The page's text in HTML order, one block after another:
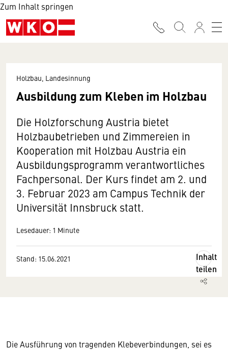
Zum Inhalt springen
Holzbau, Landesinnung
Ausbildung zum Kleben im Holzbau
Die Holzforschung Austria bietet
Holzbaubetrieben und Zimmereien in
Kooperation mit Holzbau Austria ein
Ausbildungsprogramm verantwortliches
Fachpersonal. Der Kurs findet am 2. und
3. Februar 2023 am Campus Technik der
Universität Innsbruck statt.
Lesedauer: 1 Minute
Stand: 15.06.2021
Inhalt
teilen
Die Ausführung von tragenden Klebeverbindungen, sei es